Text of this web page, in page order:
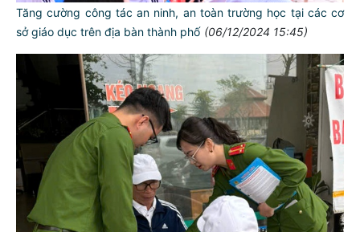
Tăng cường công tác an ninh, an toàn trường học tại các cơ
sở giáo dục trên địa bàn thành phố (06/12/2024 15:45)